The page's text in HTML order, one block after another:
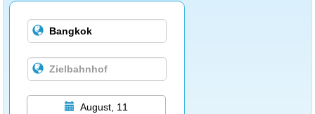
August, 11